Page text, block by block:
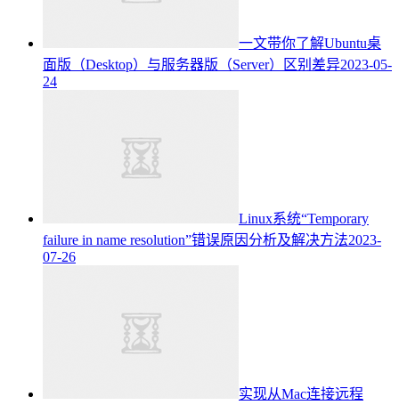
一文带你了解Ubuntu桌
面版（Desktop）与服务器版（Server）区别差异2023-05-
24
Linux系统“Temporary
failure in name resolution”错误原因分析及解决方法2023-
07-26
实现从Mac连接远程